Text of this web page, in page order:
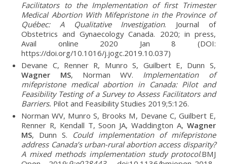
Facilitators to the Implementation of first Trimester
Medical Abortion With Mifepristone in the Province of
Québec: A Qualitative Investigation. Journal of
Obstetrics and Gynaecology Canada. 2020; in press,
Avail online 2020 Jan 8 (DOI:
https://doi.org/10.1016/j.jogc.2019.10.037)
Devane C, Renner R, Munro S, Guilbert E, Dunn S,
Wagner MS, Norman WV. Implementation of
mifepristone medical abortion in Canada: Pilot and
Feasibility Testing of a Survey to Assess Facilitators and
Barriers. Pilot and Feasibility Studies 2019;5:126.
Norman WV, Munro S, Brooks M, Devane C, Guilbert E,
Renner R, Kendall T, Soon JA, Waddington A, Wagner
MS, Dunn S. Could implementation of mifepristone
address Canada’s urban-rural abortion access disparity?
A mixed methods implementation study protocol.BMJ